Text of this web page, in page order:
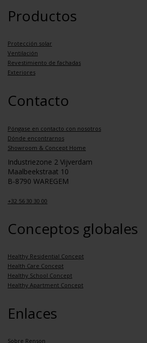
Productos
Protección solar
Ventilación
Revestimiento de fachadas
Exteriores
Contacto
Póngase en contacto con nosotros
Dónde encontrarnos
Showroom & Concept Home
Industriezone 2 Vijverdam
Maalbeekstraat 10
B-8790 WAREGEM
+32 56 30 30 00
Conceptos globales
Healthy Residential Concept
Health Care Concept
Healthy School Concept
Healthy Apartment Concept
Enlaces
Sobre Renson